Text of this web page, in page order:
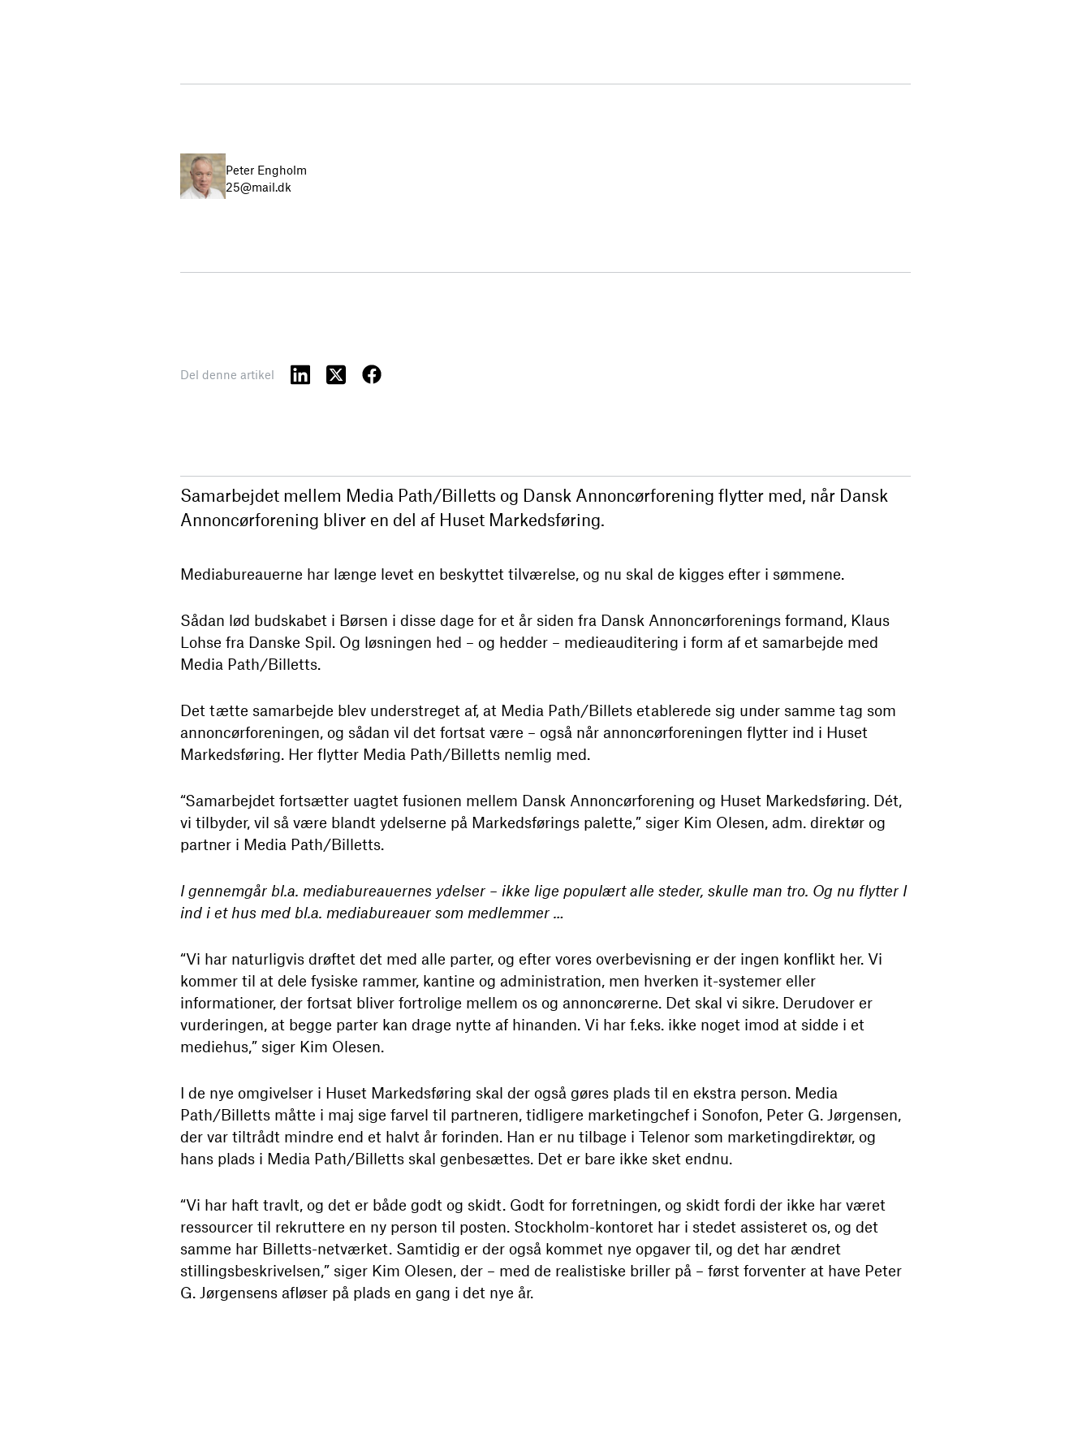
Peter Engholm
25@mail.dk
Del denne artikel
Samarbejdet mellem Media Path/Billetts og Dansk Annoncørforening flytter med, når Dansk
Annoncørforening bliver en del af Huset Markedsføring.
Mediabureauerne har længe levet en beskyttet tilværelse, og nu skal de kigges efter i sømmene.
Sådan lød budskabet i Børsen i disse dage for et år siden fra Dansk Annoncørforenings formand, Klaus
Lohse fra Danske Spil. Og løsningen hed – og hedder – medieauditering i form af et samarbejde med
Media Path/Billetts.
Det tætte samarbejde blev understreget af, at Media Path/Billets etablerede sig under samme tag som
annoncørforeningen, og sådan vil det fortsat være – også når annoncørforeningen flytter ind i Huset
Markedsføring. Her flytter Media Path/Billetts nemlig med.
“Samarbejdet fortsætter uagtet fusionen mellem Dansk Annoncørforening og Huset Markedsføring. Dét,
vi tilbyder, vil så være blandt ydelserne på Markedsførings palette,” siger Kim Olesen, adm. direktør og
partner i Media Path/Billetts.
I gennemgår bl.a. mediabureauernes ydelser – ikke lige populært alle steder, skulle man tro. Og nu flytter I
ind i et hus med bl.a. mediabureauer som medlemmer …
“Vi har naturligvis drøftet det med alle parter, og efter vores overbevisning er der ingen konflikt her. Vi
kommer til at dele fysiske rammer, kantine og administration, men hverken it-systemer eller
informationer, der fortsat bliver fortrolige mellem os og annoncørerne. Det skal vi sikre. Derudover er
vurderingen, at begge parter kan drage nytte af hinanden. Vi har f.eks. ikke noget imod at sidde i et
mediehus,” siger Kim Olesen.
I de nye omgivelser i Huset Markedsføring skal der også gøres plads til en ekstra person. Media
Path/Billetts måtte i maj sige farvel til partneren, tidligere marketingchef i Sonofon, Peter G. Jørgensen,
der var tiltrådt mindre end et halvt år forinden. Han er nu tilbage i Telenor som marketingdirektør, og
hans plads i Media Path/Billetts skal genbesættes. Det er bare ikke sket endnu.
“Vi har haft travlt, og det er både godt og skidt. Godt for forretningen, og skidt fordi der ikke har været
ressourcer til rekruttere en ny person til posten. Stockholm-kontoret har i stedet assisteret os, og det
samme har Billetts-netværket. Samtidig er der også kommet nye opgaver til, og det har ændret
stillingsbeskrivelsen,” siger Kim Olesen, der – med de realistiske briller på – først forventer at have Peter
G. Jørgensens afløser på plads en gang i det nye år.